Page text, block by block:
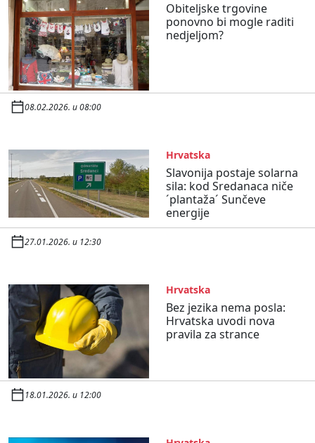
Obiteljske trgovine
ponovno bi mogle raditi
nedjeljom?
08.02.2026. u 08:00
Hrvatska
Slavonija postaje solarna
sila: kod Sredanaca niče
´plantaža´ Sunčeve
energije
27.01.2026. u 12:30
Hrvatska
Bez jezika nema posla:
Hrvatska uvodi nova
pravila za strance
18.01.2026. u 12:00